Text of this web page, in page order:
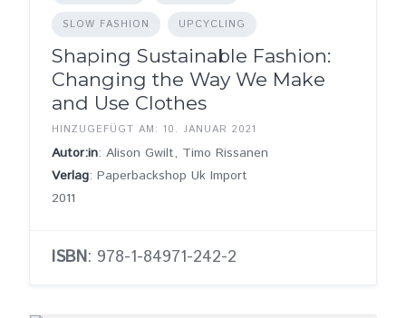
SLOW FASHION UPCYCLING
Shaping Sustainable Fashion:
Changing the Way We Make
and Use Clothes
HINZUGEFÜGT AM: 10. JANUAR 2021
Autor:in: Alison Gwilt, Timo Rissanen
Verlag: Paperbackshop Uk Import
2011
ISBN: 978-1-84971-242-2